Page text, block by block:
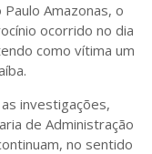
Amazonas, o
ocorrido no dia
como vítima um
investigações,
de Administração
no sentido